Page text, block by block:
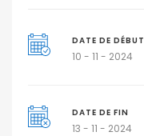
DATE DE DÉBUT
10 - 11 - 2024
DATE DE FIN
13 - 11 - 2024